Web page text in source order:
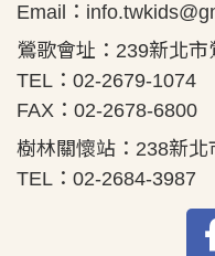
Email：
鶯歌會址：239新北
TEL：02-2679-1074
FAX：02-2678-6800
樹林關懷站：238新
TEL：02-2684-3987